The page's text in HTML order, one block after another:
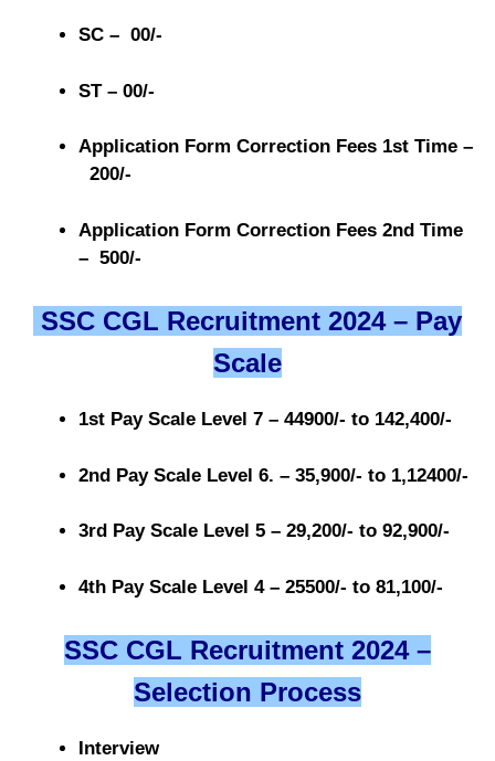
SC – 00/-
ST – 00/-
Application Form Correction Fees 1st Time –
200/-
Application Form Correction Fees 2nd Time
– 500/-
SSC CGL Recruitment 2024 – Pay
Scale
1st Pay Scale Level 7 – 44900/- to 142,400/-
2nd Pay Scale Level 6. – 35,900/- to 1,12400/-
3rd Pay Scale Level 5 – 29,200/- to 92,900/-
4th Pay Scale Level 4 – 25500/- to 81,100/-
SSC CGL Recruitment 2024 –
Selection Process
Interview